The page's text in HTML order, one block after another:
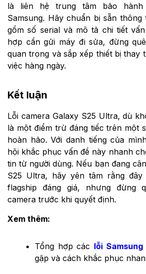
là liên hệ trung tâm bảo
Samsung. Hãy chuẩn bị sẵn
gồm số serial và mô tả chi tiết
hợp cần gửi máy đi sửa, đừng
quan trọng và sắp xếp thiết bị thay
việc hàng ngày.
Kết luận
Lỗi camera Galaxy S25 Ultra, dù
là một điểm trừ đáng tiếc trên một
hoàn hảo. Với danh tiếng của
hội khắc phục vấn đề này nhanh
tin từ người dùng. Nếu bạn đang
S25 Ultra, hãy yên tâm rằng
flagship đáng giá, nhưng đừng
camera trước khi quyết định.
Xem thêm:
Tổng hợp các lỗi
gặp và cách khắc phục